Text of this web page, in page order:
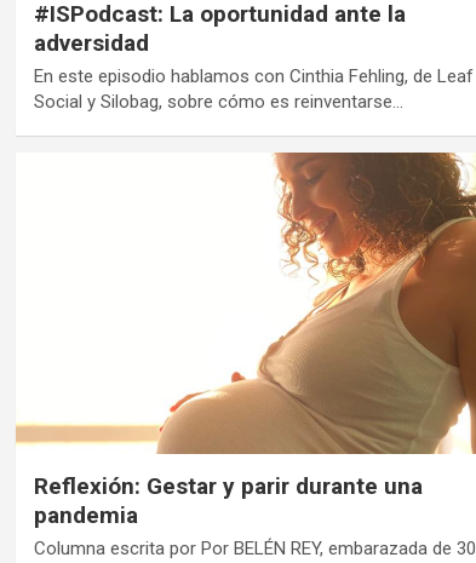
#ISPodcast: La oportunidad ante la
adversidad
En este episodio hablamos con Cinthia Fehling, de Leaf
Social y Silobag, sobre cómo es reinventarse…
Reflexión: Gestar y parir durante una
pandemia
Columna escrita por Por BELÉN REY, embarazada de 30